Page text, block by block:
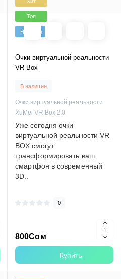
Топ
Новинка
Очки виртуальной реальности
VR Box
В наличии
Очки виртуальной реальности
XuMei VR Box 2.0
Уже сегодня очки
виртуальной реальности VR
BOX смогут
трансформировать ваш
смартфон в современный
3D..
0
800Сом
Купить